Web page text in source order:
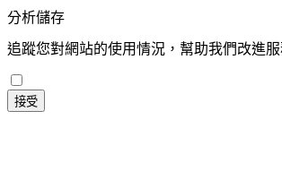
分析儲存
追蹤您對網站的使用情況，幫助我們改進服
接受